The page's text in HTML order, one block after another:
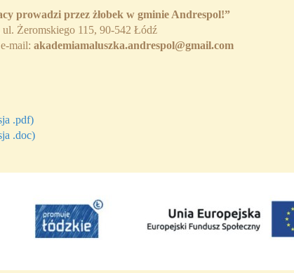
prowadzi przez żłobek w gminie Andrespol!”
Żeromskiego 115, 90-542 Łódź
mail: akademiamaluszka.andrespol@gmail.com
.pdf)
.doc)